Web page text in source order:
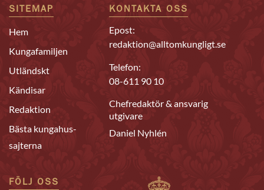
SITEMAP
Hem
Kungafamiljen
Utländskt
Kändisar
Redaktion
Bästa kungahus-
sajterna
KONTAKTA OSS
Epost:
redaktion@alltomkungligt.se
Telefon:
08-611 90 10
Chefredaktör & ansvarig
utgivare
Daniel Nyhlén
FÖLJ OSS